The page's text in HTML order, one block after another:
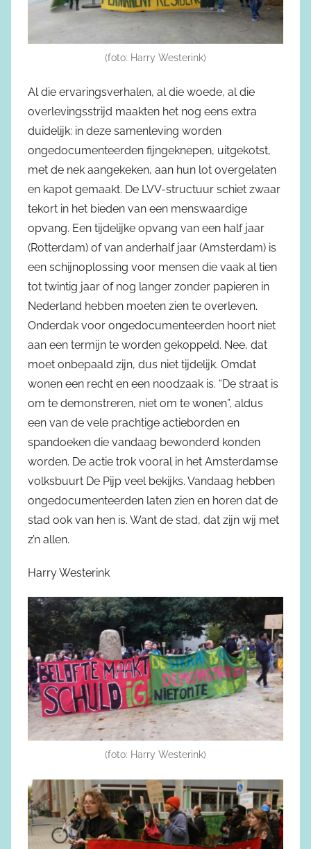
(foto: Harry Westerink)
Al die ervaringsverhalen, al die woede, al die
overlevingsstrijd maakten het nog eens extra
duidelijk: in deze samenleving worden
ongedocumenteerden fijngeknepen, uitgekotst,
met de nek aangekeken, aan hun lot overgelaten
en kapot gemaakt. De LVV-structuur schiet zwaar
tekort in het bieden van een menswaardige
opvang. Een tijdelijke opvang van een half jaar
(Rotterdam) of van anderhalf jaar (Amsterdam) is
een schijnoplossing voor mensen die vaak al tien
tot twintig jaar of nog langer zonder papieren in
Nederland hebben moeten zien te overleven.
Onderdak voor ongedocumenteerden hoort niet
aan een termijn te worden gekoppeld. Nee, dat
moet onbepaald zijn, dus niet tijdelijk. Omdat
wonen een recht en een noodzaak is. “De straat is
om te demonstreren, niet om te wonen”, aldus
een van de vele prachtige actieborden en
spandoeken die vandaag bewonderd konden
worden. De actie trok vooral in het Amsterdamse
volksbuurt De Pijp veel bekijks. Vandaag hebben
ongedocumenteerden laten zien en horen dat de
stad ook van hen is. Want de stad, dat zijn wij met
z’n allen.
Harry Westerink
(foto: Harry Westerink)